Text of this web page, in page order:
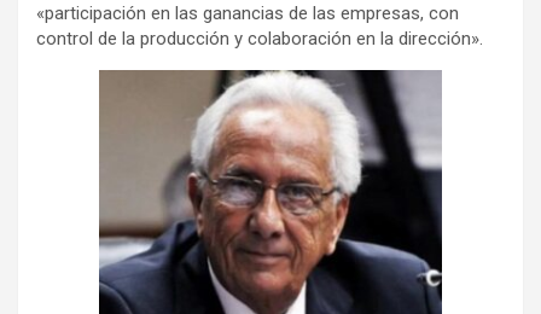
«participación en las ganancias de las empresas, con
control de la producción y colaboración en la dirección».